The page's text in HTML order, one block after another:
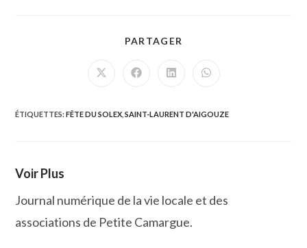
PARTAGER
Ouvrir
fenêtre
Ouvrir
fenêtre
Ouvrir
fenêtre
Ouvrir
fenêtre
ÉTIQUETTES:FÊTE DU SOLEX SAINT-LAURENT D'AIGOUZE
Voir Plus
Journal numérique de la vie locale et des
associations de Petite Camargue.